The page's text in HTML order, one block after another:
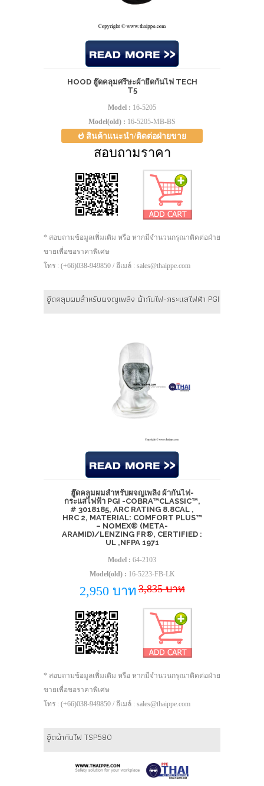
HOOD ฮู๊ดคลุมศรีษะผ้ายืดกันไฟ TECH
T5
Model : 16-5205
Model(old) : 16-5205-MB-BS
สินค้าแนะนำ/ติดต่อฝ่ายขาย
สอบถามราคา
* สอบถามข้อมูลเพิ่มเติม หรือ หากมีจำนวนกรุณาติดต่อฝ่าย
ขายเพื่อขอราคาพิเศษ
โทร : (+66)038-949850 / อีเมล์ : sales@thaippe.com
ฮู๊ดคลุมผมสำหรับผจญเพลิง ผ้ากันไฟ-กระแสไฟฟ้า PGI -
ฮู๊ดคลุมผมสำหรับผจญเพลิง ผ้ากันไฟ-
กระแสไฟฟ้า PGI -COBRA™CLASSIC™,
# 3018185, ARC RATING 8.8CAL ,
HRC 2, MATERIAL: COMFORT PLUS™
– NOMEX® (META-
ARAMID)/LENZING FR®, CERTIFIED :
UL ,NFPA 1971
Model : 64-2103
Model(old) : 16-5223-FB-LK
2,950 บาท 3,835 บาท
* สอบถามข้อมูลเพิ่มเติม หรือ หากมีจำนวนกรุณาติดต่อฝ่าย
ขายเพื่อขอราคาพิเศษ
โทร : (+66)038-949850 / อีเมล์ : sales@thaippe.com
ฮู๊ดผ้ากันไฟ TSP580